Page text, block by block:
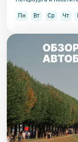
Пн
Вт Ср Чт